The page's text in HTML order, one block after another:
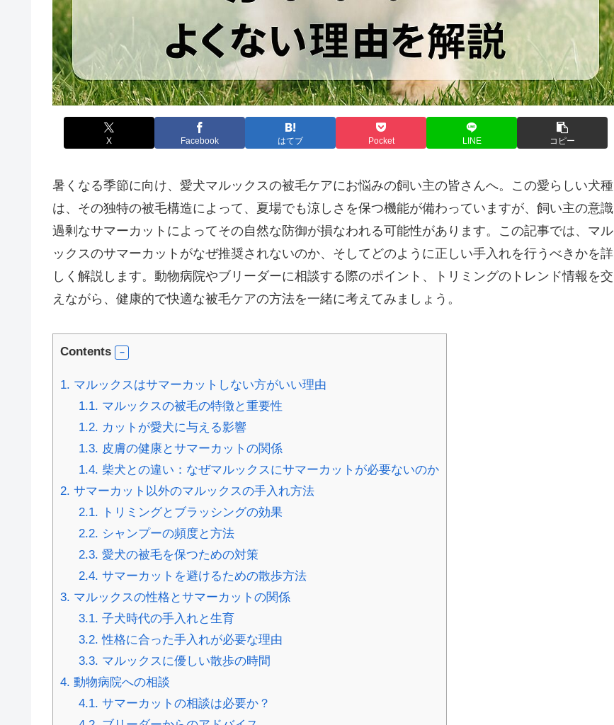
X Facebook はてブ Pocket LINE コピー
暑くなる季節に向け、愛犬マルックスの被毛ケアにお悩みの飼い主の皆さんへ。この愛らしい犬種
は、その独特の被毛構造によって、夏場でも涼しさを保つ機能が備わっていますが、飼い主の意識
過剰なサマーカットによってその自然な防御が損なわれる可能性があります。この記事では、マル
ックスのサマーカットがなぜ推奨されないのか、そしてどのように正しい手入れを行うべきかを詳
しく解説します。動物病院やブリーダーに相談する際のポイント、トリミングのトレンド情報を交
えながら、健康的で快適な被毛ケアの方法を一緒に考えてみましょう。
Contents
1. マルックスはサマーカットしない方がいい理由
1.1. マルックスの被毛の特徴と重要性
1.2. カットが愛犬に与える影響
1.3. 皮膚の健康とサマーカットの関係
1.4. 柴犬との違い：なぜマルックスにサマーカットが必要ないのか
2. サマーカット以外のマルックスの手入れ方法
2.1. トリミングとブラッシングの効果
2.2. シャンプーの頻度と方法
2.3. 愛犬の被毛を保つための対策
2.4. サマーカットを避けるための散歩方法
3. マルックスの性格とサマーカットの関係
3.1. 子犬時代の手入れと生育
3.2. 性格に合った手入れが必要な理由
3.3. マルックスに優しい散歩の時間
4. 動物病院への相談
4.1. サマーカットの相談は必要か？